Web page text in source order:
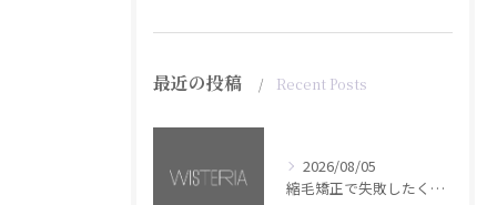
最近の投稿 Recent Posts
2026/08/05
縮毛矯正で失敗したくない方へ【銀座・美容室WISTERIA】